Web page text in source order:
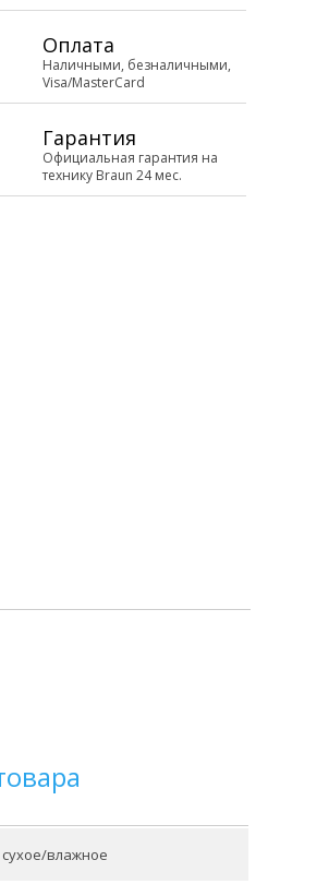
Оплата
Наличными, безналичными,
Visa/MasterCard
Гарантия
Официальная гарантия на
технику Braun 24 мес.
сухое/влажное